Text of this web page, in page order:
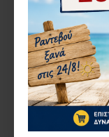
13018